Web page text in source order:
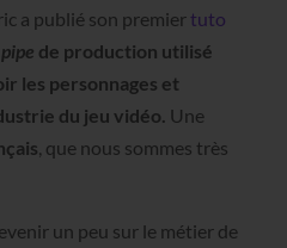
a publié son premier tuto
pipe de production utilisé
les personnages et
du jeu vidéo. Une
, que nous sommes très
un peu sur le métier de